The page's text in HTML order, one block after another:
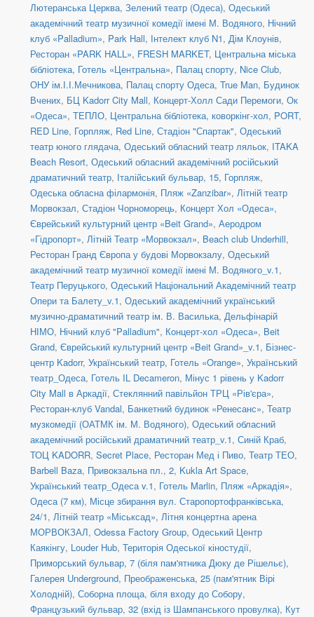
Лютеранська Церква, Зелений театр (Одеса), Одеський
академічний театр музичної комедії імені М. Водяного, Нічний
клуб «Palladium», Park Hall, Інтелект клуб N1, Дім Клоунів,
Ресторан «PARK HALL», FRESH MARKET, Центральна міська
бібліотека, Готель «Центральна», Палац спорту, Nice Club,
ОНУ ім.І.І.Мечникова, Палац спорту Одеса, True Man, Будинок
Вчених, БЦ Kadorr City Mall, Концерт-Холл Сади Перемоги, Ок
«Одеса», ТЕПЛО, Центральна бібліотека, коворкінг-хол, PORT,
RED Line, Горпляж, Red Line, Стадіон "Спартак", Одеський
театр юного глядача, Одеський обласний театр ляльок, ITAKA
Beach Resort, Одеський обласний академічний російський
драматичний театр, Італійський бульвар, 15, Горпляж,
Одеська обласна філармонія, Пляж «Zanzibar», Літній театр
Морвокзал, Стадіон Чорноморець, Концерт Хол «Одеса»,
Єврейський культурний центр «Beit Grand», Аеродром
«Гідропорт», Літній Театр «Морвокзал», Beach club Underhill,
Ресторан Гранд Європа у будові Морвокзалу, Одеський
академічний театр музичної комедії імені М. Водяного_v.1,
Театр Перуцького, Одеський Національний Академічний театр
Опери та Балету_v.1, Одеський академічний український
музично-драматичний театр ім. В. Василька, Дельфінарій
НІМО, Нічний клуб "Palladium", Концерт-хол «Одеса», Beit
Grand, Єврейський культурний центр «Beit Grand»_v.1, Бізнес-
центр Kadorr, Український театр, Готель «Orange», Український
театр_Одеса, Готель IL Decameron, Мінус 1 рівень у Kadorr
City Mall в Аркадії, Стеклянний павільйон ТРЦ «Рів'єра»,
Ресторан-клуб Vandal, Банкетний будинок «Ренесанс», Театр
музкомедії (ОАТМК ім. М. Водяного), Одеський обласний
академічний російський драматичний театр_v.1, Синій Краб,
ТОЦ KADORR, Secret Place, Ресторан Мед і Пиво, Театр ТЕО,
Barbell Baza, Привокзальна пл., 2, Kukla Art Space,
Український театр_Одеса v.1, Готель Marlin, Пляж «Аркадія»,
Одеса (7 км), Місце збирання вул. Старопортофранківська,
24/1, Літній театр «Міськсад», Літня концертна арена
МОРВОКЗАЛ, Odessa Factory Group, Одеський Центр
Каякінгу, Louder Hub, Територія Одеської кіностудії,
Приморський бульвар, 7 (біля пам'ятника Дюку де Рішельє),
Галерея Underground, Преображенська, 25 (пам'ятник Вірі
Холодній), Соборна площа, біля входу до Собору,
Французький бульвар, 32 (вхід із Шампанського провулка), Кут